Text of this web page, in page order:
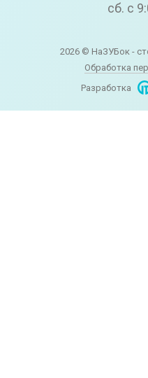
сб. с
2026 © НаЗУБок -
Обработка
Разработка